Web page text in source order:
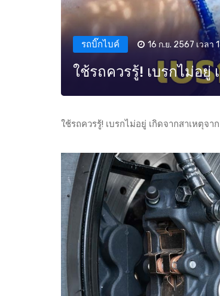
รถบิ๊กไบค์ 16 ก.ย. 2567 เวลา
ใช้รถควรรู้! เบรกไม่อยู่
ใช้รถควรรู้! เบรกไม่อยู่ เกิดจากสาเหตุจา